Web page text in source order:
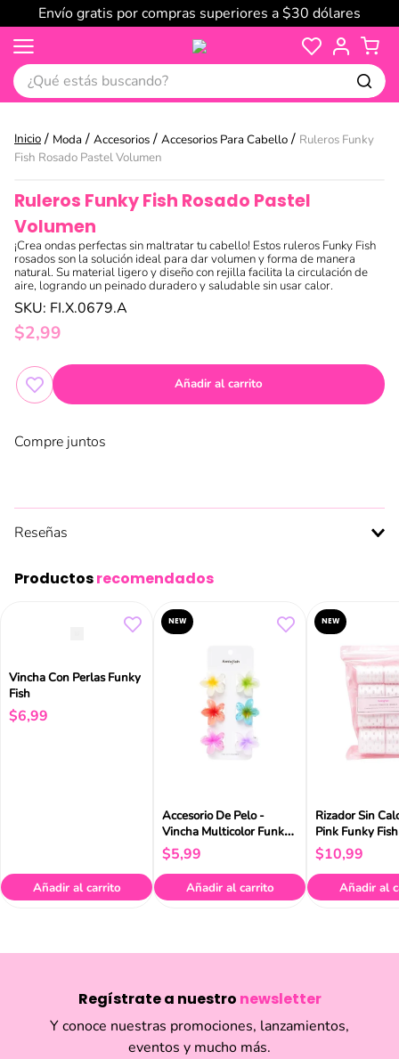
Envío gratis por compras superiores a $30 dólares
¿Qué estás buscando?
Moda Accesorios Accesorios Para Cabello
Ruleros Funky
Fish Rosado Pastel Volumen
Ruleros Funky Fish Rosado Pastel
Volumen
¡Crea ondas perfectas sin maltratar tu cabello! Estos ruleros Funky Fish
rosados son la solución ideal para dar volumen y forma de manera
natural. Su material ligero y diseño con rejilla facilita la circulación de
aire, logrando un peinado duradero y saludable sin usar calor.
SKU: FI.X.0679.A
$2,99
Añadir al carrito
Compre juntos
Reseñas
Productosrecomendados
Vincha Con Perlas Funky
Fish
$6,99
Añadir al carrito
NEW
Accesorio De Pelo -
Vincha Multicolor Funky
Fish
$5,99
Añadir al carrito
NEW
Rizador Sin
Pink Funky Fish
$10,99
Añadir al
Regístrate a nuestro newsletter
Y conoce nuestras promociones, lanzamientos,
eventos y mucho más.